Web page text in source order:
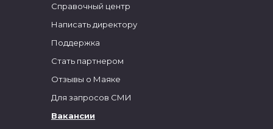
Справочный центр
Написать директору
Поддержка
Стать партнером
Отзывы о Маяке
Для запросов СМИ
Вакансии